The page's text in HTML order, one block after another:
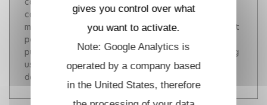
computer being connected to an analyzer for
measuring the reaction of the sample having as input
parameter the interval of time between the two
pulses, where the computer uses an algorithm making
use of the stability of the repetition frequencies for
determining the interval of time.
gives you control over what
you want to activate.
Note: Google Analytics is
operated by a company based
in the United States, therefore